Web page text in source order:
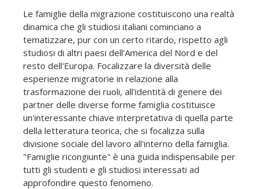
Le famiglie della migrazione costituiscono una realtà
dinamica che gli studiosi italiani cominciano a
tematizzare, pur con un certo ritardo, rispetto agli
studiosi di altri paesi dell'America del Nord e del
resto dell'Europa. Focalizzare la diversità delle
esperienze migratorie in relazione alla
trasformazione dei ruoli, all'identità di genere dei
partner delle diverse forme famiglia costituisce
un'interessante chiave interpretativa di quella parte
della letteratura teorica, che si focalizza sulla
divisione sociale del lavoro all'interno della famiglia.
"Famiglie ricongiunte" è una guida indispensabile per
tutti gli studenti e gli studiosi interessati ad
approfondire questo fenomeno.